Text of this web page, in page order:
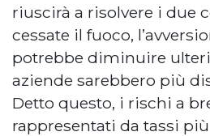
riuscirà a risolvere i due
cessate il fuoco,
potrebbe diminuire
aziende sarebbero più
Detto questo, i rischi a
rappresentati da tassi